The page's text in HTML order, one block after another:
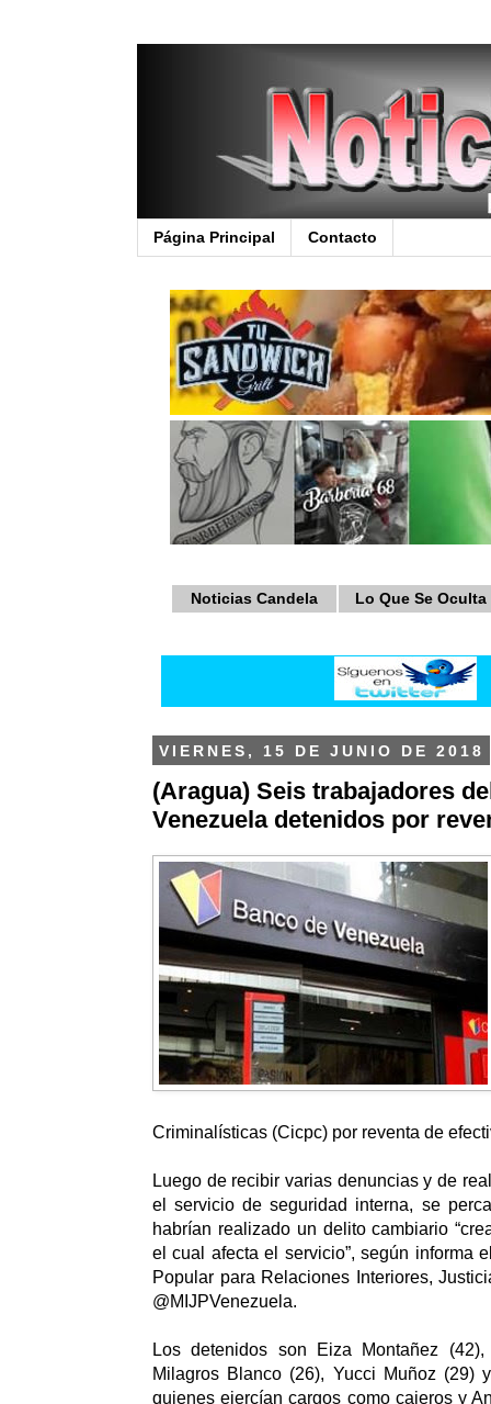
Página Principal Contacto
Noticias Candela Lo Que Se Oculta
VIERNES, 15 DE JUNIO DE 2018
(Aragua) Seis trabajadores
Venezuela detenidos por
Criminalísticas (Cicpc) por reventa de
Luego de recibir varias denuncias y de
el servicio de seguridad interna, se
habrían realizado un delito cambiario
el cual afecta el servicio”, según informa
Popular para Relaciones Interiores,
@MIJPVenezuela.
Los detenidos son Eiza Montañez
Milagros Blanco (26), Yucci Muñoz (29)
quienes ejercían cargos como cajeros y